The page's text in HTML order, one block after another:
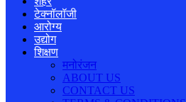
टेक्नॉलॉजी
आरोग्य
उद्योग
शिक्षण
मनोरंजन
ABOUT US
CONTACT US